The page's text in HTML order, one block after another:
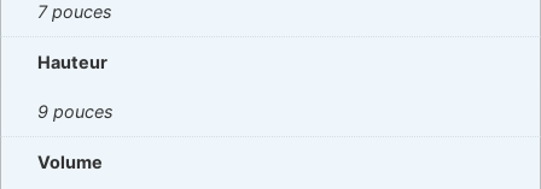
7 pouces
Hauteur
9 pouces
Volume